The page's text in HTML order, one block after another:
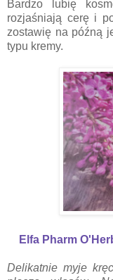
Bardzo lubię
rozjaśniają cerę i
zostawię na późną
typu kremy.
Elfa Pharm
Delikatnie myje